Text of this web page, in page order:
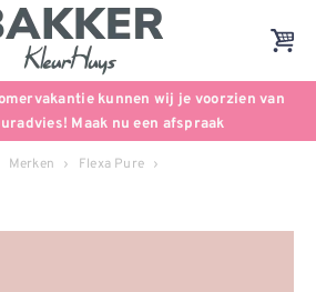
kunnen wij je voorzien van
Maak nu een afspraak
Merken Flexa Pure